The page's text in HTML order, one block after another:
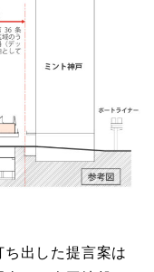
出した提言案は